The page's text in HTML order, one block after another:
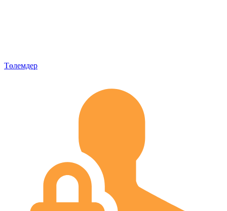
Төлемдер